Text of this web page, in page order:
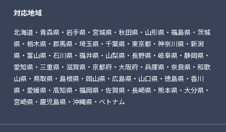
対応地域
北海道・青森県・岩手県・宮城県・秋田県・山形県・福島県・茨城
県・栃木県・郡馬県・埼玉県・千葉県・東京都・神奈川県・新潟
県・富山県・石川県・福井県・山梨県・長野県・岐阜県・静岡県・
愛知県・三重県・滋賀県・京都府・大阪府・兵庫県・奈良県・和歌
山県・鳥取県・島根県・岡山県・広島県・山口県・徳島県・香川
県・愛媛県・高知県・福岡県・佐賀県・長崎県・熊本県・大分県・
宮崎県・鹿児島県・沖縄県・ベトナム